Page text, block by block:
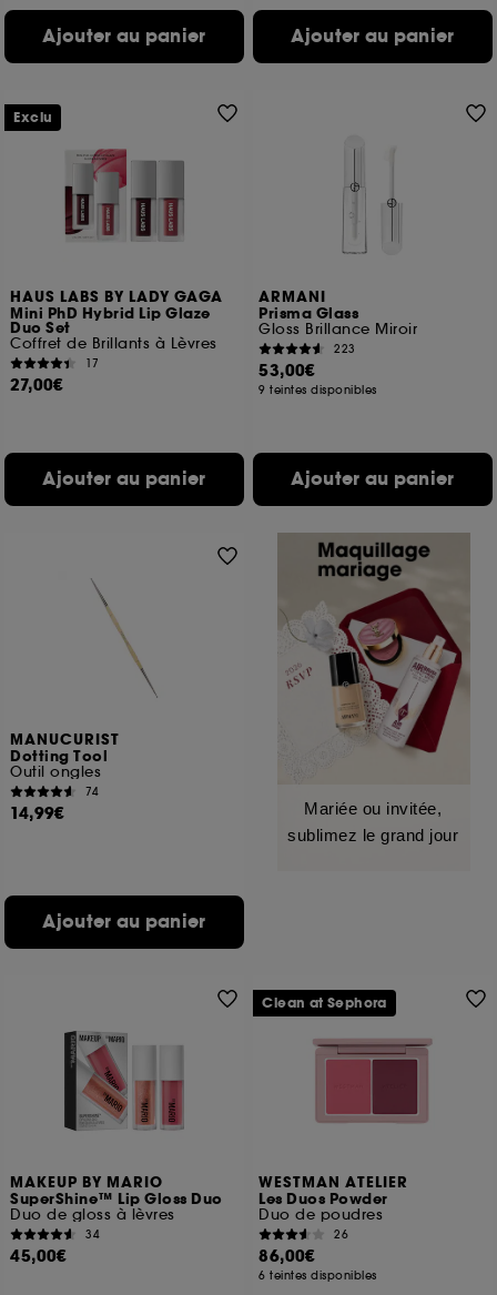
Ajouter au panier Ajouter au panier
HAUS LABS BY LADY GAGA
Mini PhD Hybrid Lip Glaze
Duo Set
Coffret de Brillants à Lèvres
17
27,00€
Ajouter au panier
Exclu
ARMANI
Prisma Glass
Gloss Brillance Miroir
223
53,00€
9 teintes disponibles
Ajouter au panier
MANUCURIST
Dotting Tool
Outil ongles
74
14,99€
Ajouter au panier
Mariée ou invitée,
sublimez le grand jour
MAKEUP BY MARIO
SuperShine™ Lip Gloss Duo
Duo de gloss à lèvres
34
45,00€
WESTMAN ATELIER
Les Duos Powder
Duo de poudres
26
86,00€
6 teintes disponibles
Clean at Sephora